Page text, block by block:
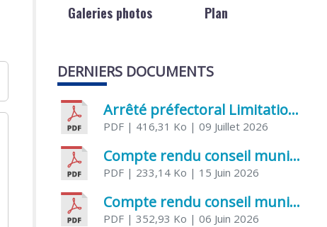
Galeries photos Plan
DERNIERS DOCUMENTS
Arrêté préfectoral Limitation provisoire des usages de l’eau
PDF | 416,31 Ko | 09 Juillet 2026
Compte rendu conseil municipal 5 juin 2026 sénatoriale
PDF | 233,14 Ko | 15 Juin 2026
Compte rendu conseil municipal – 21 avril 2026
PDF | 352,93 Ko | 06 Juin 2026